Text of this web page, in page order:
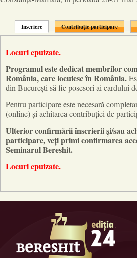
Înscriere Contribuție participare
Locuri epuizate.
Programul este dedicat membrilor
România, care locuiesc în România.
din București să fie posesori ai cardului
Pentru participare este necesară
(online) și achitarea contribuției de
Ulterior confirmării înscrierii și/sau
participare, veți primi confirmarea
Seminarul Bereshit.
Locuri epuizate.